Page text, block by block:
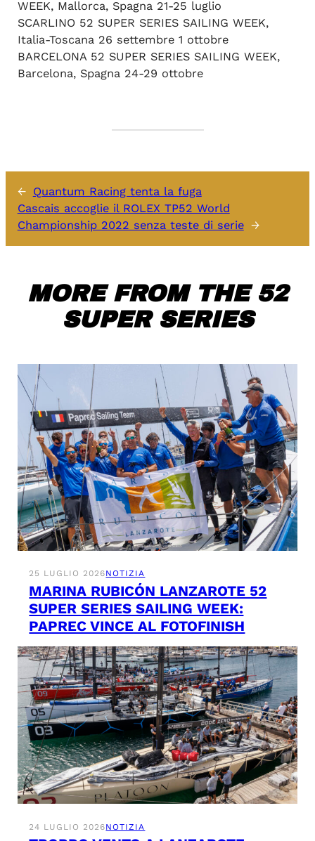
WEEK, Mallorca, Spagna 21-25 luglio
SCARLINO 52 SUPER SERIES SAILING WEEK,
Italia-Toscana 26 settembre 1 ottobre
BARCELONA 52 SUPER SERIES SAILING WEEK,
Barcelona, Spagna 24-29 ottobre
← Quantum Racing tenta la fuga
Cascais accoglie il ROLEX TP52 World
Championship 2022 senza teste di serie →
MORE FROM THE 52
SUPER SERIES
25 LUGLIO 2026NOTIZIA
MARINA RUBICÓN LANZAROTE 52
SUPER SERIES SAILING WEEK:
PAPREC VINCE AL FOTOFINISH
24 LUGLIO 2026NOTIZIA